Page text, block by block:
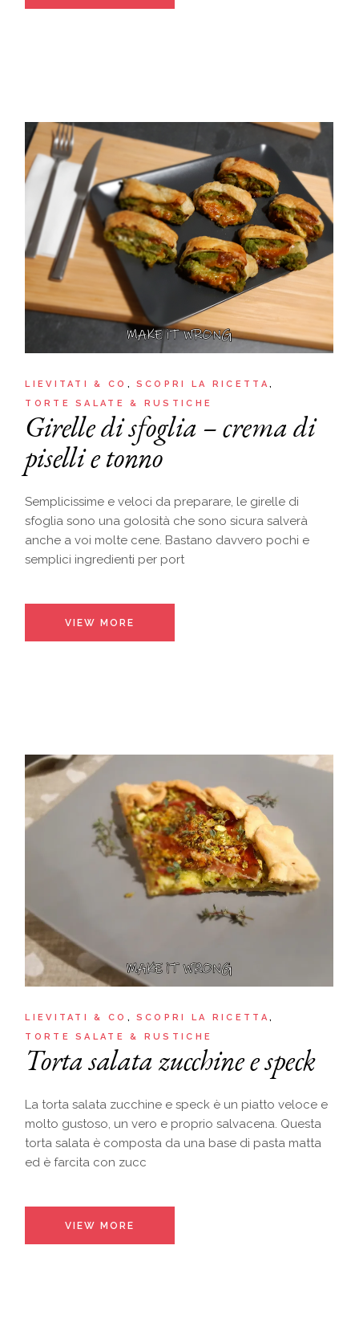
LIEVITATI & CO
SCOPRI LA RICETTA
TORTE SALATE & RUSTICHE
Girelle di sfoglia – crema di
piselli e tonno
Semplicissime e veloci da preparare, le girelle di
sfoglia sono una golosità che sono sicura salverà
anche a voi molte cene. Bastano davvero pochi e
semplici ingredienti per port
VIEW MORE
LIEVITATI & CO
SCOPRI LA RICETTA
TORTE SALATE & RUSTICHE
Torta salata zucchine e speck
La torta salata zucchine e speck è un piatto veloce e
molto gustoso, un vero e proprio salvacena. Questa
torta salata è composta da una base di pasta matta
ed è farcita con zucc
VIEW MORE